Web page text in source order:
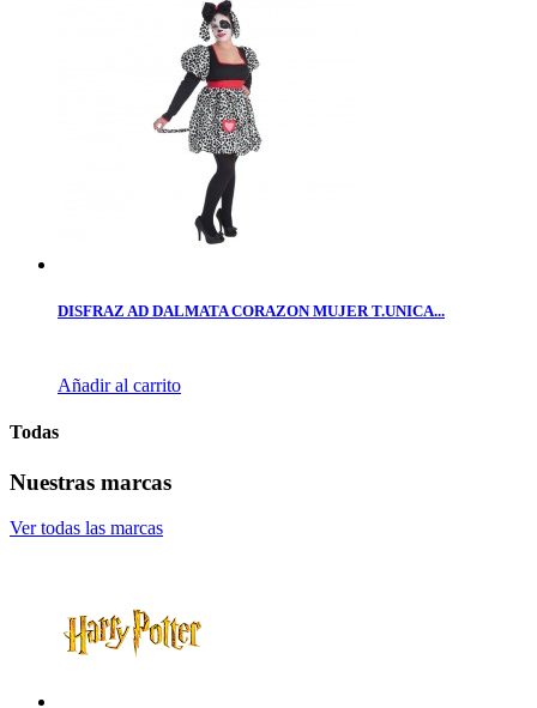
DISFRAZ AD DALMATA CORAZON MUJER T.UNICA...
Añadir al carrito
Todas
Nuestras marcas
Ver todas las marcas